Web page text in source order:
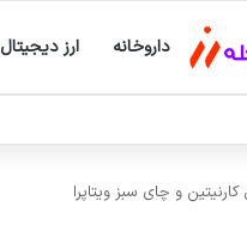
داروخانه ارز دیجیتال
و چای سبز ویتاپرا